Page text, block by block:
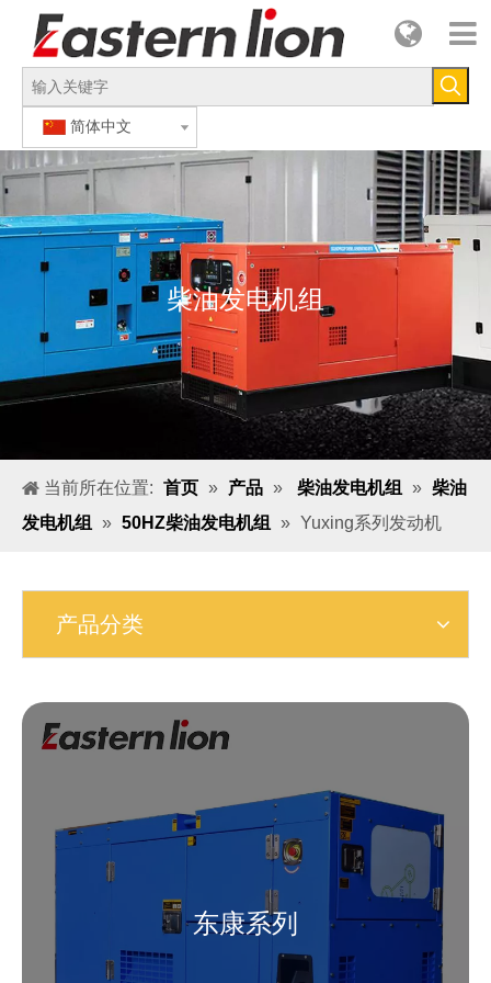
简体中文
柴油发电机组
当前所在位置: 首页 » 产品 » 柴油发电机组 » 柴油
发电机组
» 50HZ柴油发电机组 » Yuxing系列发动机
产品分类
东康系列